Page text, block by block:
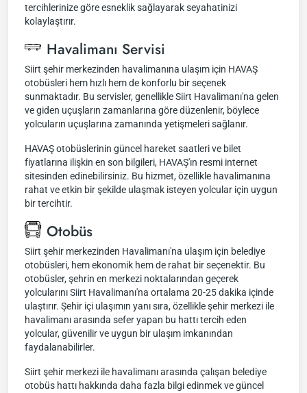
tercihlerinize göre esneklik sağlayarak seyahatinizi
kolaylaştırır.
Havalimanı Servisi
Siirt şehir merkezinden havalimanına ulaşım için HAVAŞ
otobüsleri hem hızlı hem de konforlu bir seçenek
sunmaktadır. Bu servisler, genellikle Siirt Havalimanı'na gelen
ve giden uçuşların zamanlarına göre düzenlenir, böylece
yolcuların uçuşlarına zamanında yetişmeleri sağlanır.
HAVAŞ otobüslerinin güncel hareket saatleri ve bilet
fiyatlarına ilişkin en son bilgileri, HAVAŞ'ın resmi internet
sitesinden edinebilirsiniz. Bu hizmet, özellikle havalimanına
rahat ve etkin bir şekilde ulaşmak isteyen yolcular için uygun
bir tercihtir.
Otobüs
Siirt şehir merkezinden Havalimanı'na ulaşım için belediye
otobüsleri, hem ekonomik hem de rahat bir seçenektir. Bu
otobüsler, şehrin en merkezi noktalarından geçerek
yolcularını Siirt Havalimanı'na ortalama 20-25 dakika içinde
ulaştırır. Şehir içi ulaşımın yanı sıra, özellikle şehir merkezi ile
havalimanı arasında sefer yapan bu hattı tercih eden
yolcular, güvenilir ve uygun bir ulaşım imkanından
faydalanabilirler.
Siirt şehir merkezi ile havalimanı arasında çalışan belediye
otobüs hattı hakkında daha fazla bilgi edinmek ve güncel